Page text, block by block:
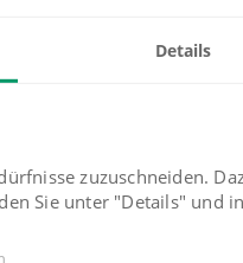
Details
zuzuschneiden.
Sie unter "Details" und